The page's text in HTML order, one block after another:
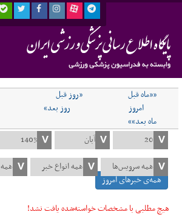
««ماه قبل
«روز قبل
امروز
روز بعد»
ماه بعد»»
همه‌ی خبرهای امروز
هیچ مطلبی با مشخصات خواسته‌شده یافت نشد!